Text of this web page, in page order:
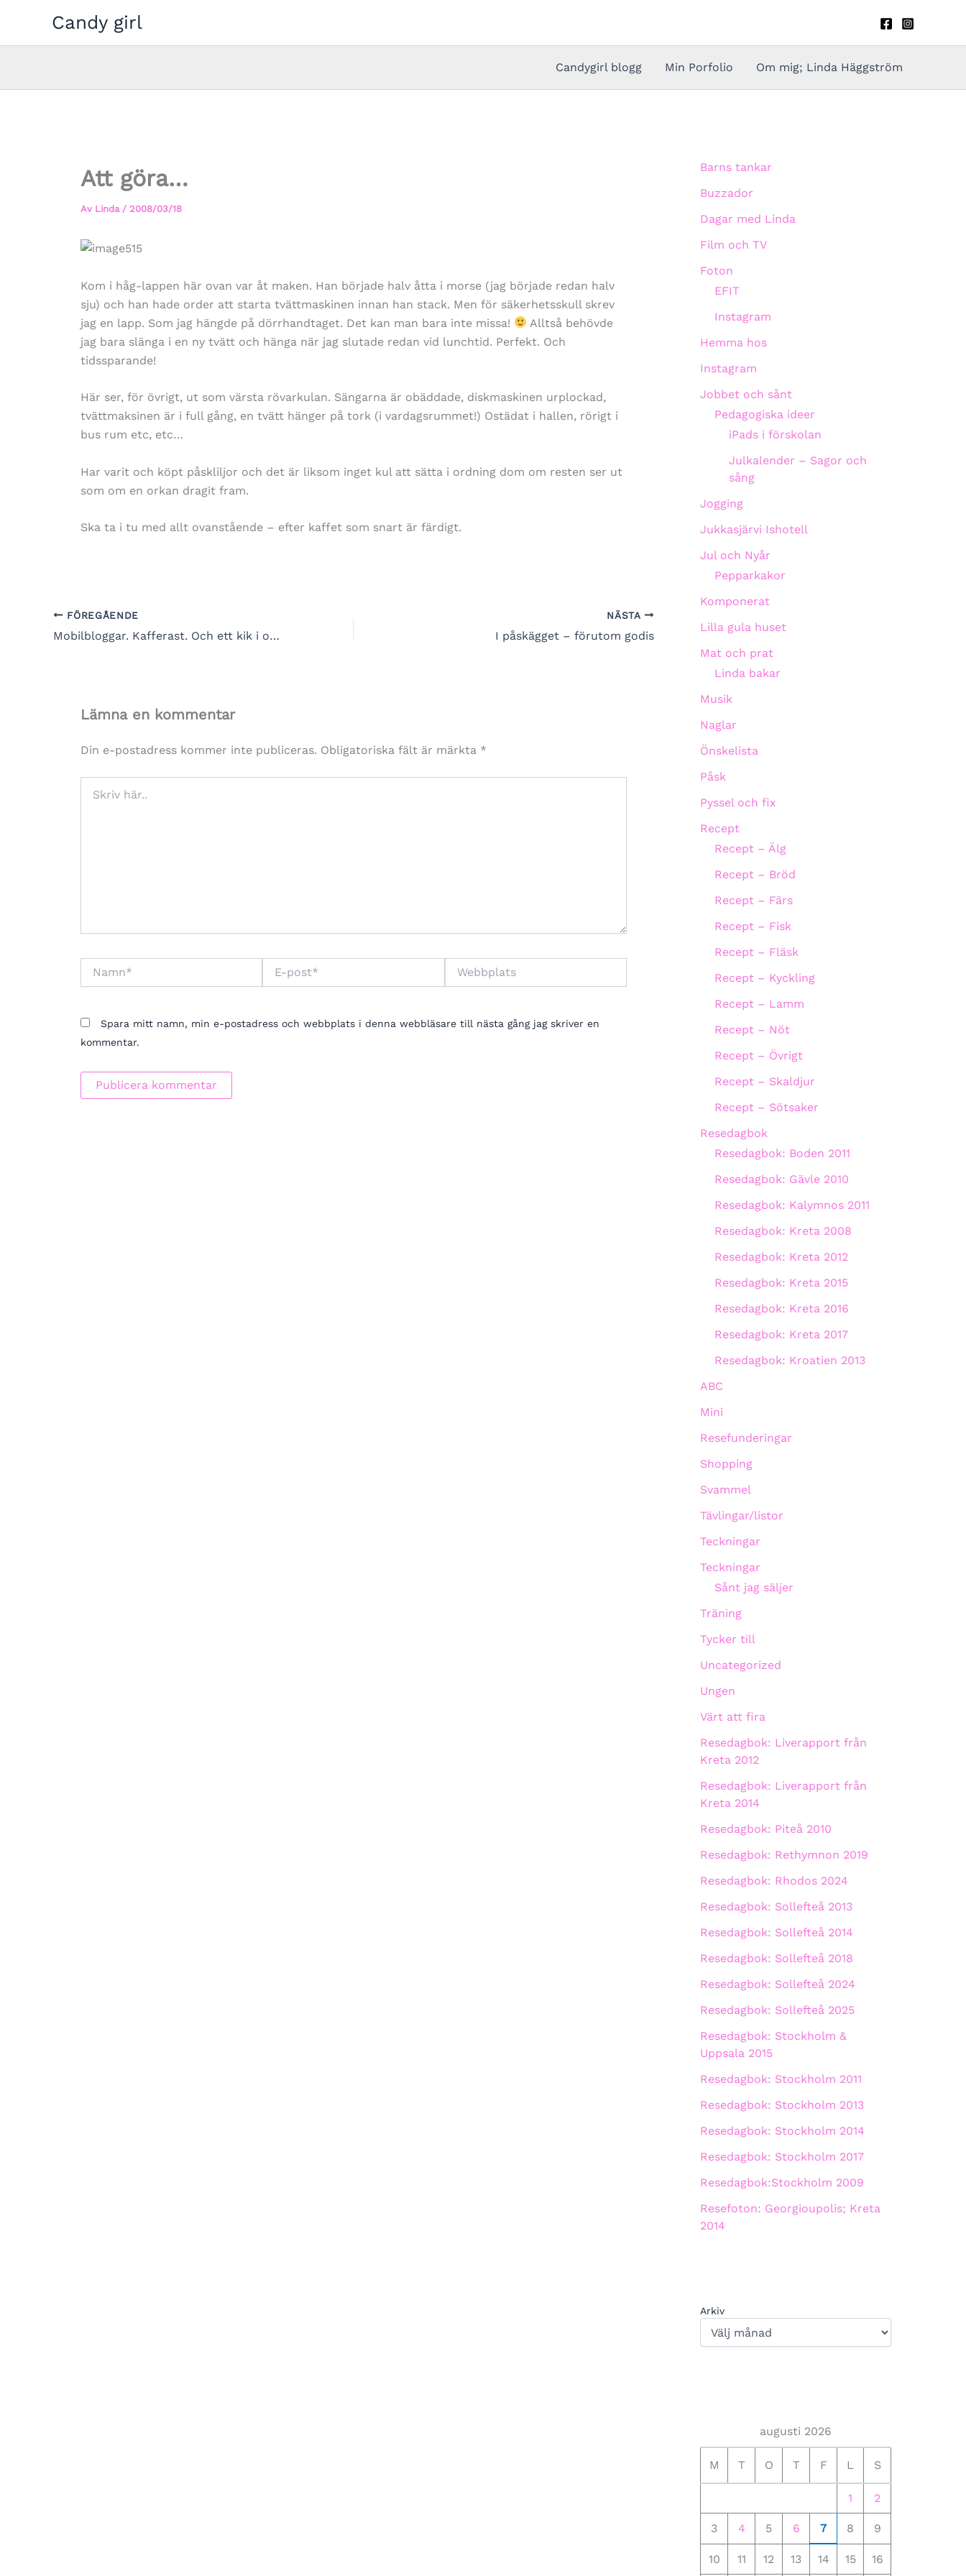
innehåll
Candy girl
Candygirl blogg Min Porfolio Om mig; Linda Häggström
Att göra…
Av Linda / 2008/03/18
Kom i håg-lappen här ovan var åt maken. Han började halv åtta i morse (jag började redan halv
sju) och han hade order att starta tvättmaskinen innan han stack. Men för säkerhetsskull skrev
jag en lapp. Som jag hängde på dörrhandtaget. Det kan man bara inte missa!
Alltså behövde
jag bara slänga i en ny tvätt och hänga när jag slutade redan vid lunchtid. Perfekt. Och
tidssparande!
Här ser, för övrigt, ut som värsta rövarkulan. Sängarna är obäddade, diskmaskinen urplockad,
tvättmaksinen är i full gång, en tvätt hänger på tork (i vardagsrummet!) Ostädat i hallen, rörigt i
bus rum etc, etc…
Har varit och köpt påskliljor och det är liksom inget kul att sätta i ordning dom om resten ser ut
som om en orkan dragit fram.
Ska ta i tu med allt ovanstående – efter kaffet som snart är färdigt.
FÖREGÅENDE
Mobilbloggar. Kafferast. Och ett kik i oriflamekatalogen. Slutar tidigt. S
NÄSTA
I påskägget – förutom godis
Lämna en kommentar
Din e-postadress kommer inte publiceras. Obligatoriska fält är märkta *
här..
post*
Spara mitt namn, min e-postadress och webbplats i denna webbläsare till nästa gång jag skriver en
kommentar.
Barns tankar
Buzzador
Dagar med Linda
Film och TV
Foton
EFIT
Instagram
Hemma hos
Instagram
Jobbet och sånt
Pedagogiska ideer
iPads i förskolan
Julkalender – Sagor och
sång
Jogging
Jukkasjärvi Ishotell
Jul och Nyår
Pepparkakor
Komponerat
Lilla gula huset
Mat och prat
Linda bakar
Musik
Naglar
Önskelista
Påsk
Pyssel och fix
Recept
Recept – Älg
Recept – Bröd
Recept – Färs
Recept – Fisk
Recept – Fläsk
Recept – Kyckling
Recept – Lamm
Recept – Nöt
Recept – Övrigt
Recept – Skaldjur
Recept – Sötsaker
Resedagbok
Resedagbok: Boden 2011
Resedagbok: Gävle 2010
Resedagbok: Kalymnos 2011
Resedagbok: Kreta 2008
Resedagbok: Kreta 2012
Resedagbok: Kreta 2015
Resedagbok: Kreta 2016
Resedagbok: Kreta 2017
Resedagbok: Kroatien 2013
ABC
Mini
Resefunderingar
Shopping
Svammel
Tävlingar/listor
Teckningar
Teckningar
Sånt jag säljer
Träning
Tycker till
Uncategorized
Ungen
Värt att fira
Resedagbok: Liverapport från
Kreta 2012
Resedagbok: Liverapport från
Kreta 2014
Resedagbok: Piteå 2010
Resedagbok: Rethymnon 2019
Resedagbok: Rhodos 2024
Resedagbok: Sollefteå 2013
Resedagbok: Sollefteå 2014
Resedagbok: Sollefteå 2018
Resedagbok: Sollefteå 2024
Resedagbok: Sollefteå 2025
Resedagbok: Stockholm &
Uppsala 2015
Resedagbok: Stockholm 2011
Resedagbok: Stockholm 2013
Resedagbok: Stockholm 2014
Resedagbok: Stockholm 2017
Resedagbok:Stockholm 2009
Resefoton: Georgioupolis; Kreta
2014
Arkiv
augusti 2026
M T O T F L S
1 2
3 4 5 6 7 8 9
10 11 12 13 14 15 16